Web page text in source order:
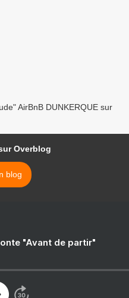
AirBnB DUNKERQUE sur
Overblog
blog
"Avant de partir"